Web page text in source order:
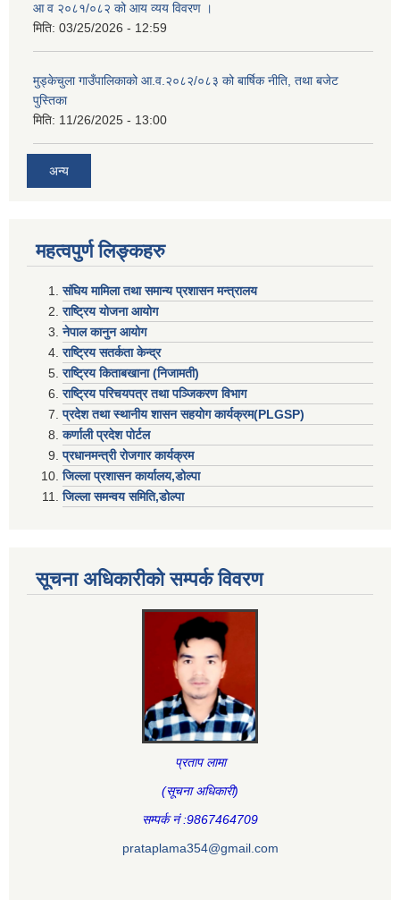
आ व २०८१/०८२ को आय व्यय विवरण ।
मिति: 03/25/2026 - 12:59
मुड्केचुला गाउँपालिकाको आ.व.२०८२/०८३ को बार्षिक नीति, तथा बजेट
पुस्तिका
मिति: 11/26/2025 - 13:00
अन्य
महत्वपुर्ण लिङ्कहरु
संघिय मामिला तथा समान्य प्रशासन मन्त्रालय
राष्ट्रिय योजना आयोग
नेपाल कानुन आयोग
राष्ट्रिय सतर्कता केन्द्र
राष्ट्रिय किताबखाना (निजामती)
राष्ट्रिय परिचयपत्र तथा पञ्जिकरण विभाग
प्रदेश तथा स्थानीय शासन सहयाेग कार्यक्रम(PLGSP)
कर्णाली प्रदेश पोर्टल
प्रधानमन्त्री राेजगार कार्यक्रम
जिल्ला प्रशासन कार्यालय,डोल्पा
जिल्ला समन्वय समिति,डोल्प
सूचना अधिकारीकाे सम्पर्क विवरण
प्रताप लामा
(सूचना अधिकारी)
सम्पर्क नं :9867464709
prataplama354@gmail.com